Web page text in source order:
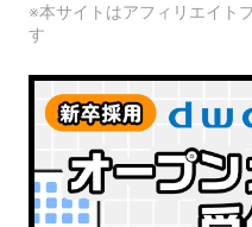
※本サイトはアフィリエイト
す